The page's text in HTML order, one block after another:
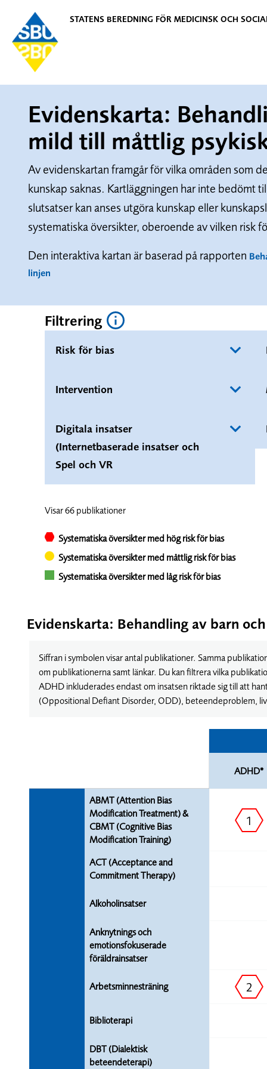
STATENS BEREDNING FÖR MEDICINSK OCH
Evidenskarta:
mild till måttlig
Av evidenskartan framgår för vilka områden som
kunskap saknas. Kartläggningen har inte bedömt
slutsatser kan anses utgöra kunskap eller
systematiska översikter, oberoende av vilken risk
Den interaktiva kartan är baserad på rapporten
linjen
Filtrering
Risk för bias
Intervention
Digitala insatser
(Internetbaserade insatser och
Spel och VR
Visar 66 publikationer
Systematiska översikter med hög risk för bias
Systematiska översikter med måttlig risk för bias
Systematiska översikter med låg risk för bias
Evidenskarta: Behandling av barn
Siffran i symbolen visar antal publikationer. Samma
om publikationerna samt länkar. Du kan filtrera vilka
ADHD inkluderades endast om insatsen riktade sig till att
(Oppositional Defiant Disorder, ODD), beteendeproblem,
ADHD*
ABMT (Attention Bias
Modification Treatment) &
CBMT (Cognitive Bias
Modification Training)
1
ACT (Acceptance and
Commitment Therapy)
Alkoholinsatser
Anknytnings och
emotionsfokuserade
föräldrainsatser
Arbetsminnesträning 2
Biblioterapi
DBT (Dialektisk
beteendeterapi)